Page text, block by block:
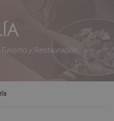
y Restauración